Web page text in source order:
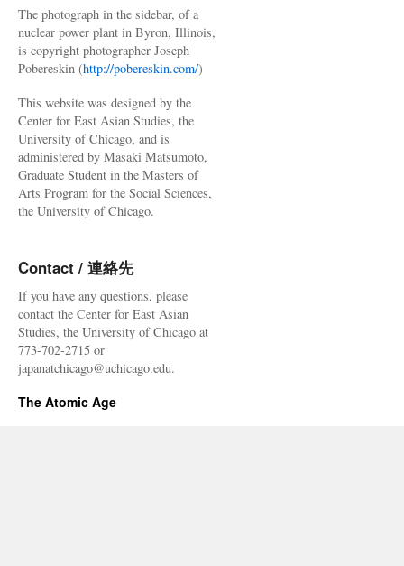
The photograph in the sidebar, of a
nuclear power plant in Byron, Illinois,
is copyright photographer Joseph
Pobereskin (http://pobereskin.com/)
This website was designed by the
Center for East Asian Studies, the
University of Chicago, and is
administered by Masaki Matsumoto,
Graduate Student in the Masters of
Arts Program for the Social Sciences,
the University of Chicago.
Contact / 連絡先
If you have any questions, please
contact the Center for East Asian
Studies, the University of Chicago at
773-702-2715 or
japanatchicago@uchicago.edu.
The Atomic Age